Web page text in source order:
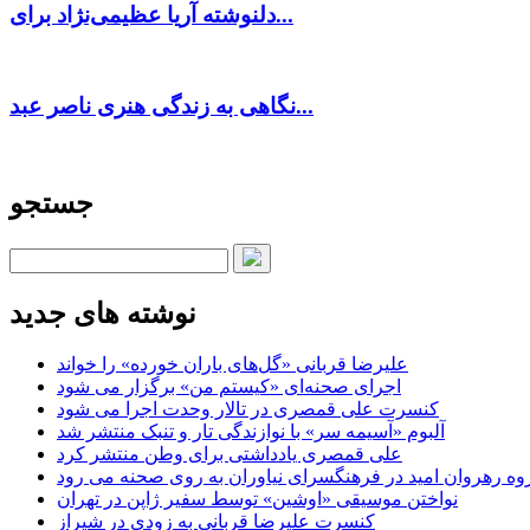
دلنوشته آریا عظیمی‌نژاد برای...
نگاهی به زندگی هنری ناصر عبد...
جستجو
نوشته های جدید
علیرضا قربانی «گل‌های باران خورده» را خواند
اجرای صحنه‌ای «کیستم من» برگزار می شود
کنسرت علی قمصری در تالار وحدت اجرا می شود
آلبوم «آسیمه سر» با نوازندگی تار و تنبک منتشر شد
علی قمصری یادداشتی برای وطن منتشر کرد
رهروان امید در فرهنگسرای نیاوران به روی صحنه می رود
نواختن موسیقی «اوشین» توسط سفیر ژاپن در تهران
کنسرت علیرضا قربانی به زودی در شیراز